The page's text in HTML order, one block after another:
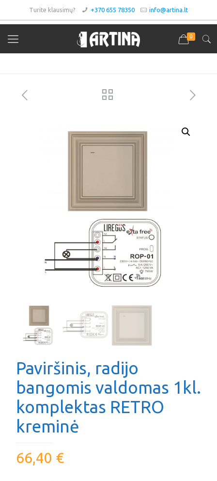
Turite klausimų? +370 655 78350 info@artina.lt
0
Asortimentas
Paviršinis, radijo
bangomis valdomas 1kl.
komplektas RETRO
kreminė
66,40 €